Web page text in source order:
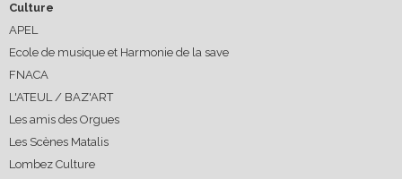
Culture
APEL
Ecole de musique et Harmonie de la save
FNACA
L'ATEUL / BAZ'ART
Les amis des Orgues
Les Scènes Matalis
Lombez Culture